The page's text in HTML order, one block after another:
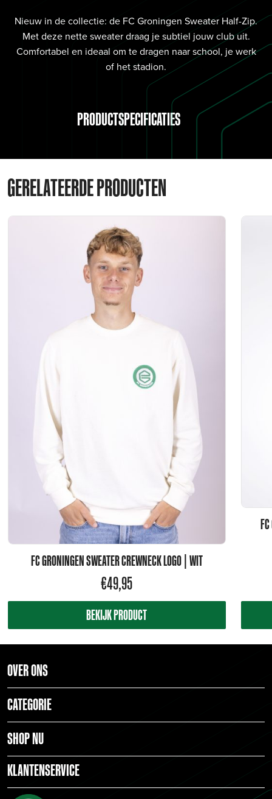
Nieuw in de collectie: de FC Groningen Sweater Half-Zip.
Met deze nette sweater draag je subtiel jouw club uit.
Comfortabel en ideaal om te dragen naar school, je werk
of het stadion.
PRODUCTSPECIFICATIES
GERELATEERDE PRODUCTEN
FC GRONINGEN SWEATER CREWNECK LOGO | WIT
€49,95
BEKIJK PRODUCT
OVER ONS
CATEGORIE
SHOP NU
KLANTENSERVICE